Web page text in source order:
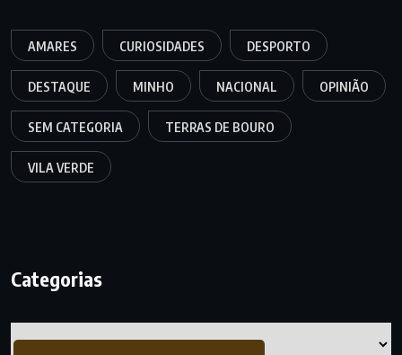
AMARES CURIOSIDADES DESPORTO
DESTAQUE MINHO NACIONAL OPINIÃO
SEM CATEGORIA TERRAS DE BOURO
VILA VERDE
Categorias